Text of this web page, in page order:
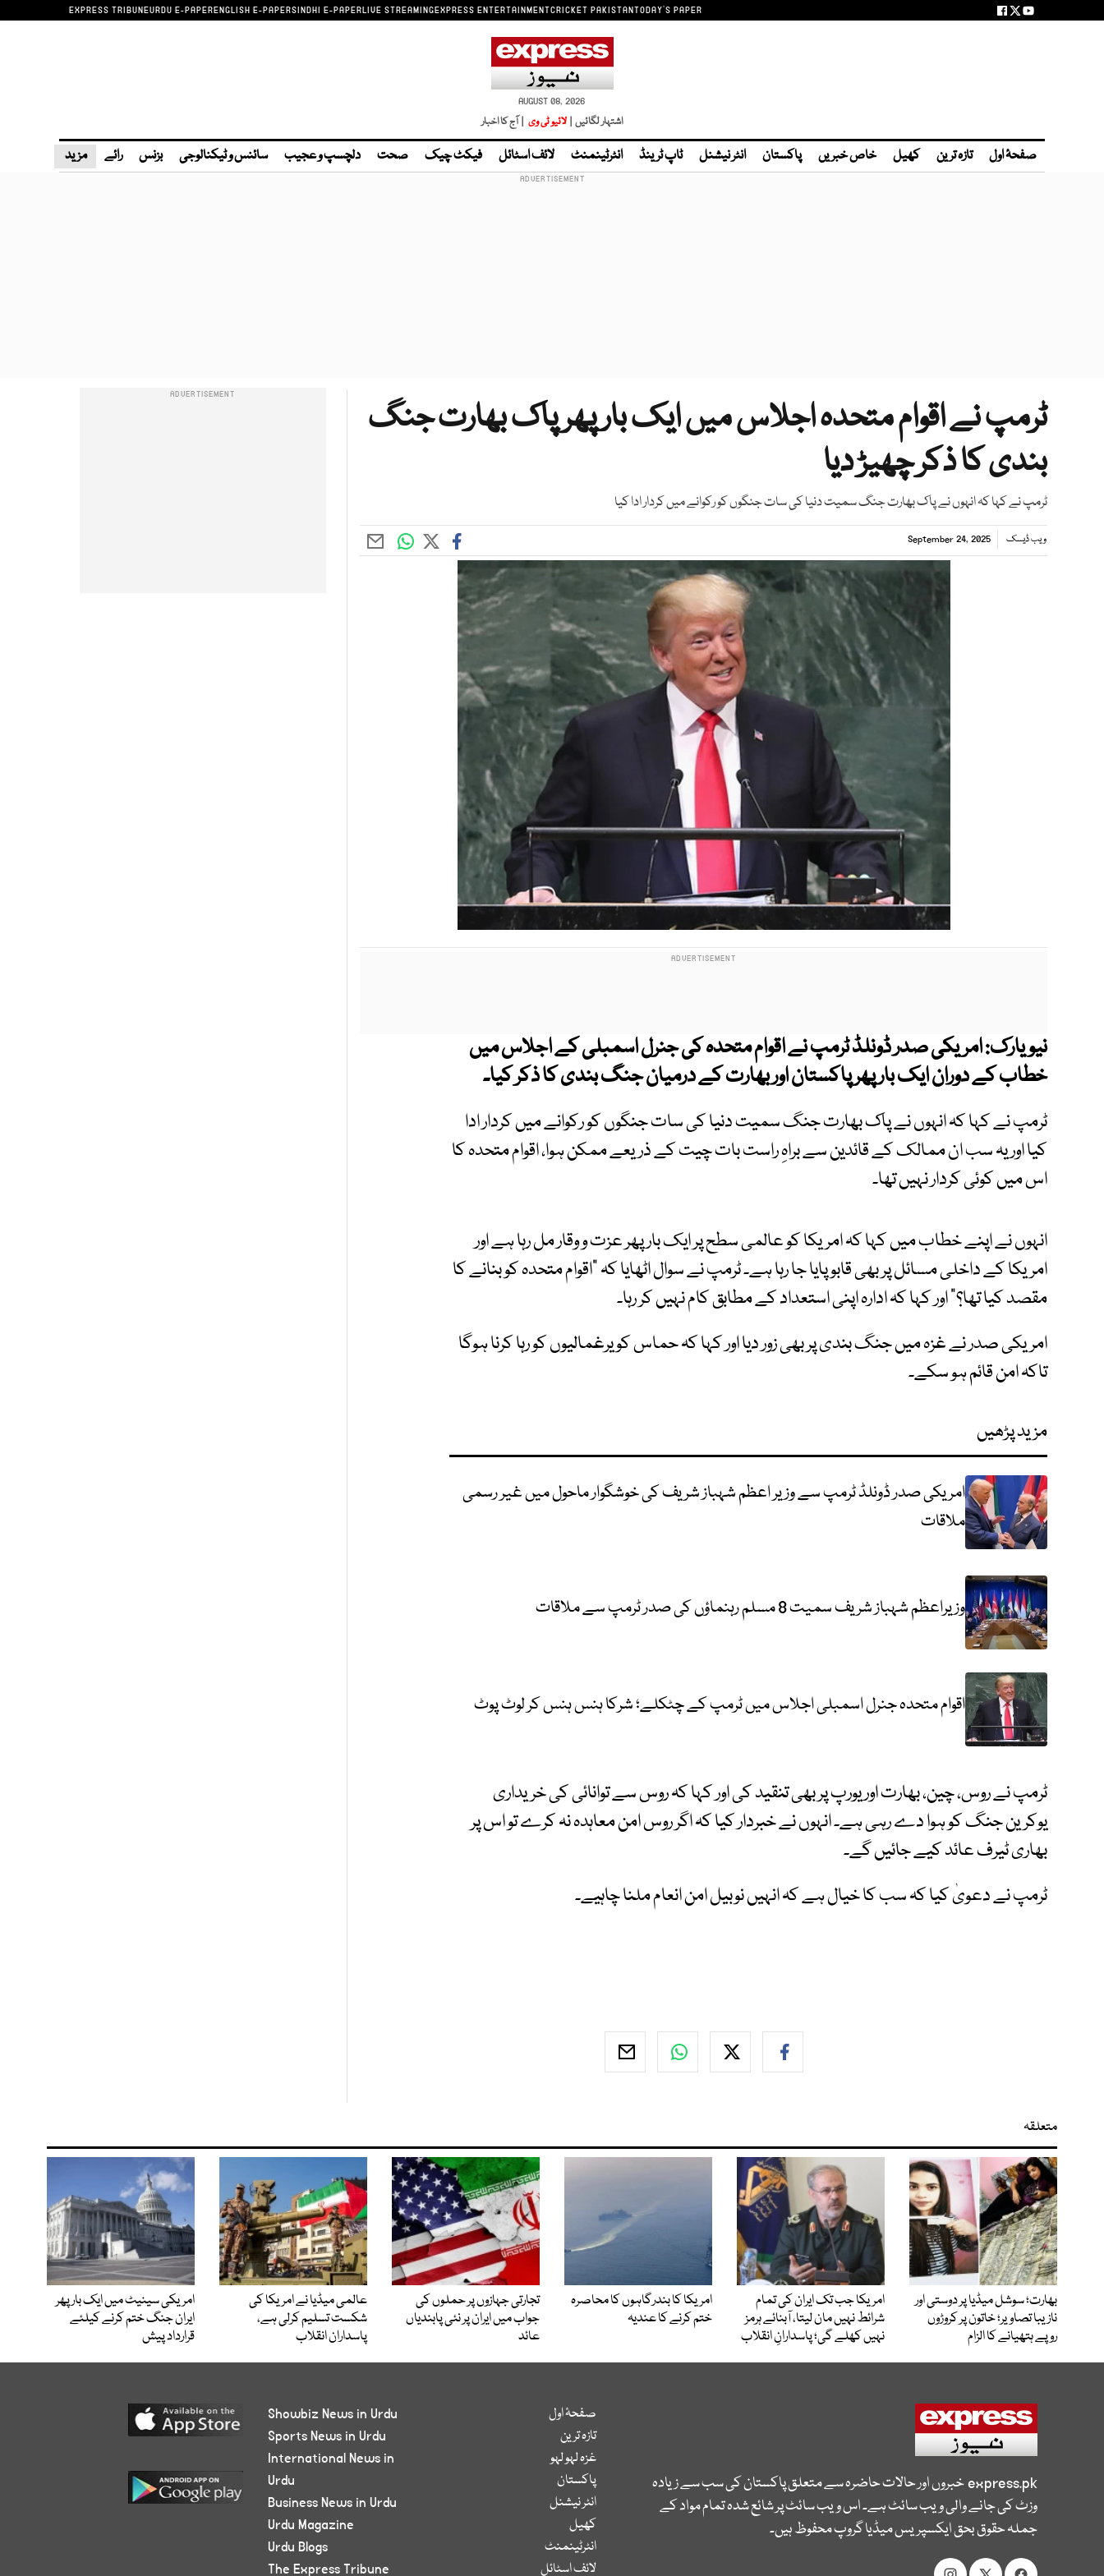
EXPRESS TRIBUNEURDU E-PAPERENGLISH E-PAPERSINDHI E-PAPERLIVE STREAMINGEXPRESS ENTERTAINMENTCRICKET PAKISTANTODAY'S PAPER
AUGUST 08, 2026
اشتہار لگائیں | لائیو ٹی وی | آج کا اخبار
صفحۂ اول تازہ ترین کھیل خاص خبریں پاکستان انٹر نیشنل ٹاپ ٹرینڈ انٹرٹینمنٹ لائف اسٹائل فیکٹ چیک صحت دلچسپ و عجیب سائنس و ٹیکنالوجی بزنس رائے مزید
ٹرمپ نے اقوام متحدہ اجلاس میں ایک بار پھر پاک بھارت جنگ
بندی کا ذکر چھیڑ دیا
ٹرمپ نے کہا کہ انہوں نے پاک بھارت جنگ سمیت دنیا کی سات جنگوں کو رکوانے میں کردار ادا کیا
ویب ڈیسک September 24, 2025
نیویارک: امریکی صدر ڈونلڈ ٹرمپ نے اقوام متحدہ کی جنرل اسمبلی کے اجلاس میں
خطاب کے دوران ایک بار پھر پاکستان اور بھارت کے درمیان جنگ بندی کا ذکر کیا۔
ٹرمپ نے کہا کہ انہوں نے پاک بھارت جنگ سمیت دنیا کی سات جنگوں کو رکوانے میں کردار ادا
کیا اور یہ سب ان ممالک کے قائدین سے براہِ راست بات چیت کے ذریعے ممکن ہوا، اقوام متحدہ کا
اس میں کوئی کردار نہیں تھا۔
انہوں نے اپنے خطاب میں کہا کہ امریکا کو عالمی سطح پر ایک بار پھر عزت و وقار مل رہا ہے اور
امریکا کے داخلی مسائل پر بھی قابو پایا جا رہا ہے۔ ٹرمپ نے سوال اٹھایا کہ "اقوام متحدہ کو بنانے کا
مقصد کیا تھا؟" اور کہا کہ ادارہ اپنی استعداد کے مطابق کام نہیں کر رہا۔
امریکی صدر نے غزہ میں جنگ بندی پر بھی زور دیا اور کہا کہ حماس کو یرغمالیوں کو رہا کرنا ہوگا
تاکہ امن قائم ہو سکے۔
مزید پڑھیں
امریکی صدر ڈونلڈ ٹرمپ سے وزیر اعظم شہباز شریف کی خوشگوار ماحول میں غیر رسمی
ملاقات
وزیراعظم شہباز شریف سمیت 8 مسلم رہنماؤں کی صدر ٹرمپ سے ملاقات
اقوام متحدہ جنرل اسمبلی اجلاس میں ٹرمپ کے چٹکلے؛ شرکا ہنس ہنس کر لوٹ پوٹ
ٹرمپ نے روس، چین، بھارت اور یورپ پر بھی تنقید کی اور کہا کہ روس سے توانائی کی خریداری
یوکرین جنگ کو ہوا دے رہی ہے۔ انہوں نے خبردار کیا کہ اگر روس امن معاہدہ نہ کرے تو اس پر
بھاری ٹیرف عائد کیے جائیں گے۔
ٹرمپ نے دعویٰ کیا کہ سب کا خیال ہے کہ انہیں نوبیل امن انعام ملنا چاہیے۔
متعلقہ
بھارت؛ سوشل میڈیا پر دوستی اور
نازیبا تصاویر؛ خاتون پر کروڑوں
روپے ہتھیانے کا الزام
امریکا جب تک ایران کی تمام
شرائط نہیں مان لیتا، آبنائے ہرمز
نہیں کھلے گی؛ پاسدارانِ انقلاب
امریکا کا بندرگاہوں کا محاصرہ
ختم کرنے کا عندیہ
تجارتی جہازوں پر حملوں کی
جواب میں ایران پر نئی پابندیاں
عائد
عالمی میڈیا نے امریکا کی
شکست تسلیم کرلی ہے،
پاسداران انقلاب
امریکی سینیٹ میں ایک بار پھر
ایران جنگ ختم کرنے کیلئے
قرارداد پیش
express.pkخبروں اور حالات حاضرہ سے متعلق پاکستان کی سب سے زیادہ
وزٹ کی جانے والی ویب سائٹ ہے۔ اس ویب سائٹ پر شائع شدہ تمام مواد کے
جملہ حقوق بحق ایکسپریس میڈیا گروپ محفوظ ہیں۔
صفحۂ اول
تازہ ترین
غزہ لہو لہو
پاکستان
انٹر نیشنل
کھیل
انٹرٹینمنٹ
لائف اسٹائل
Showbiz News in Urdu
Sports News in Urdu
International News in
Urdu
Business News in Urdu
Urdu Magazine
Urdu Blogs
The Express Tribune